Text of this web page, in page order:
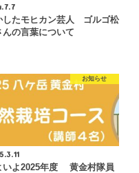
したモヒカン芸人 ゴルゴ松
んの言葉について
お知らせ
いよ2025年度 黄金村隊員